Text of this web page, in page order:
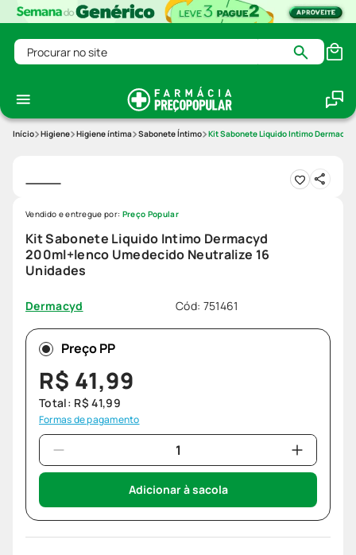
Procurar no site
Higiene Higiene íntima Sabonete Íntimo Kit Sabonete Liquido Intimo
Kit Sabonete Liquido Intimo Dermacyd
200ml+lenco Umedecido Neutralize 16
Unidades
Dermacyd Cód: 751461
Vendido e entregue por: Preço Popular
Preço PP
R$ 41,99
Total: R$ 41,99
Formas de pagamento
Adicionar à sacola